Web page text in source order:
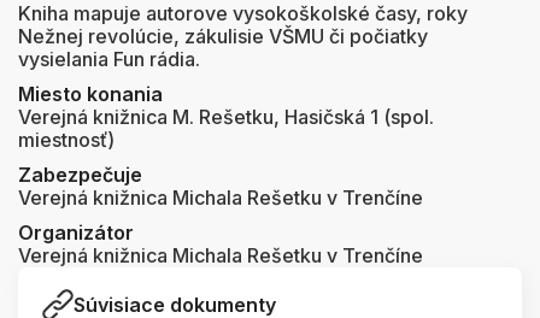
Kniha mapuje autorove vysokoškolské časy, roky
Nežnej revolúcie, zákulisie VŠMU či počiatky
vysielania Fun rádia.
Miesto konania
Verejná knižnica M. Rešetku, Hasičská 1 (spol.
miestnosť)
Zabezpečuje
Verejná knižnica Michala Rešetku v Trenčíne
Organizátor
Verejná knižnica Michala Rešetku v Trenčíne
Súvisiace dokumenty